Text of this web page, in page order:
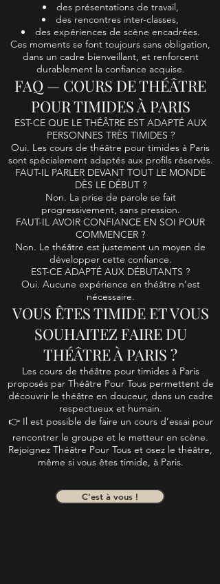
des présentations de travail,
des rencontres inter-classes,
des expériences de scène encadrées.
Ces moments se font toujours sans obligation,
dans un cadre bienveillant, et renforcent
durablement la confiance acquise.
FAQ — COURS DE THÉÂTRE
POUR TIMIDES À PARIS
EST-CE QUE LE THÉÂTRE EST ADAPTÉ AUX
PERSONNES TRÈS TIMIDES ?
Oui. Les cours de théâtre pour timides à Paris
sont spécialement adaptés aux profils réservés.
FAUT-IL PARLER DEVANT TOUT LE MONDE
DÈS LE DÉBUT ?
Non. La prise de parole se fait
progressivement, sans pression.
FAUT-IL AVOIR CONFIANCE EN SOI POUR
COMMENCER ?
Non. Le théâtre est justement un moyen de
développer cette confiance.
EST-CE ADAPTÉ AUX DÉBUTANTS ?
Oui. Aucune expérience en théâtre n’est
nécessaire.
VOUS ÊTES TIMIDE ET VOUS
SOUHAITEZ FAIRE DU
THÉÂTRE À PARIS ?
Les cours de théâtre pour timides à Paris
proposés par Théâtre Pour Tous permettent de
découvrir le théâtre en douceur, dans un cadre
respectueux et humain.
👉 Il est possible de faire un cours d’essai pour
rencontrer le groupe et le metteur en scène.
Rejoignez Théâtre Pour Tous et osez le théâtre,
même si vous êtes timide, à Paris.
C'est à vous !